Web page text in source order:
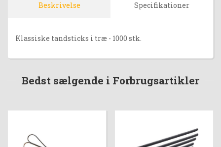
Beskrivelse Specifikationer
Klassiske tandsticks i træ - 1000 stk.
Bedst sælgende i Forbrugsartikler